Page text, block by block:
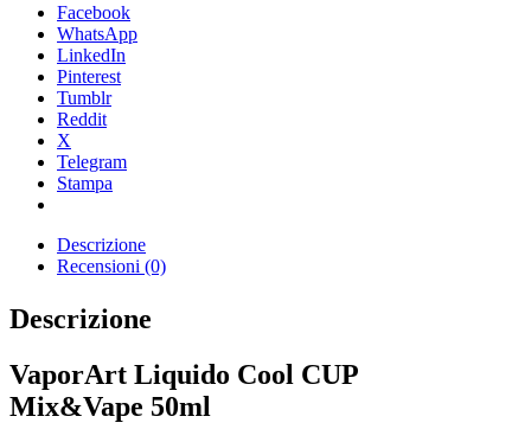
Facebook
WhatsApp
LinkedIn
Pinterest
Tumblr
Reddit
X
Telegram
Stampa
Descrizione
Recensioni (0)
Descrizione
VaporArt Liquido Cool CUP
Mix&Vape 50ml